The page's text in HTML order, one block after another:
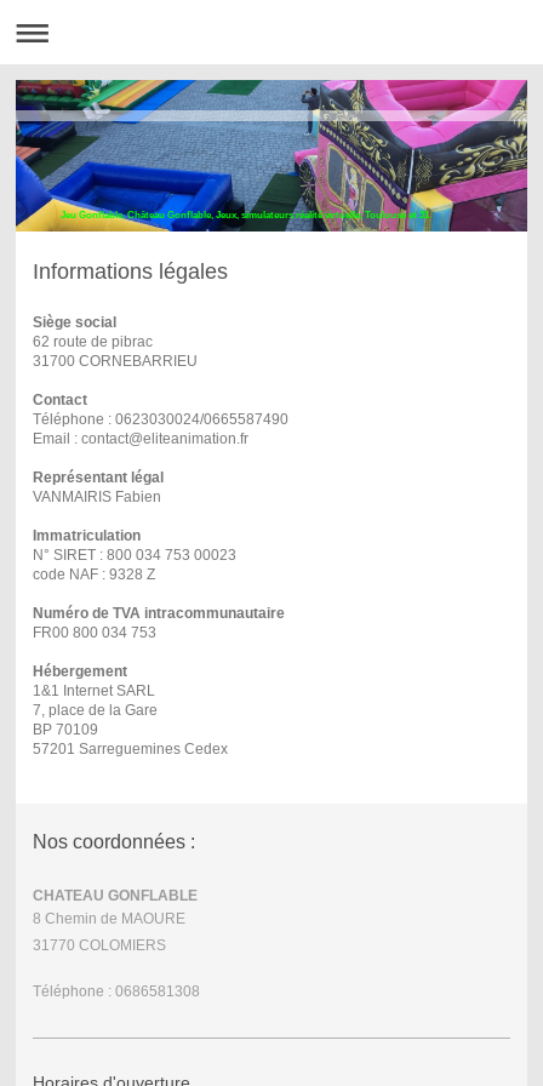
Jeu Gonflable, Château Gonflable, Jeux, simulateurs réalité virtuelle, Toulouse et 31
Informations légales
Siège social
62 route de pibrac
31700 CORNEBARRIEU
Contact
Téléphone : 0623030024/0665587490
Email : contact@eliteanimation.fr
Représentant légal
VANMAIRIS Fabien
Immatriculation
N° SIRET : 800 034 753 00023
code NAF : 9328 Z
Numéro de TVA intracommunautaire
FR00 800 034 753
Hébergement
1&1 Internet SARL
7, place de la Gare
BP 70109
57201 Sarreguemines Cedex
Nos coordonnées :
CHATEAU GONFLABLE
8 Chemin de MAOURE
31770 COLOMIERS
Téléphone : 0686581308